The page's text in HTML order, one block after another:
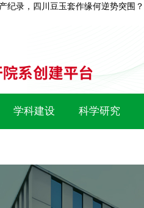
纪录，四川豆玉套作缘何逆势突围
学科建设 科学研究